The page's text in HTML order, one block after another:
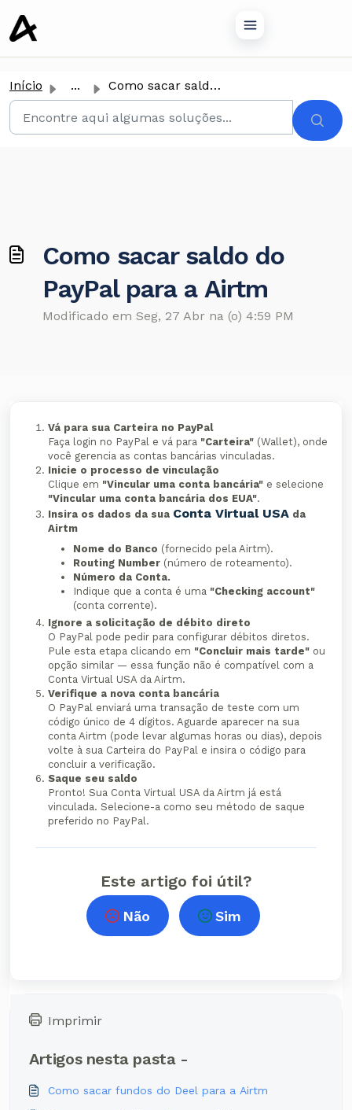
principal
Início ... Como sacar saldo do PayPal para a Airtm
Como sacar saldo do
PayPal para a Airtm
Modificado em Seg, 27 Abr na (o) 4:59 PM
Vá para sua Carteira no PayPal
Faça login no PayPal e vá para "Carteira" (Wallet), onde
você gerencia as contas bancárias vinculadas.
Inicie o processo de vinculação
Clique em "Vincular uma conta bancária" e selecione
"Vincular uma conta bancária dos EUA".
Insira os dados da sua Conta Virtual USA da
Airtm
Nome do Banco (fornecido pela Airtm).
Routing Number (número de roteamento).
Número da Conta.
Indique que a conta é uma "Checking account"
(conta corrente).
Ignore a solicitação de débito direto
O PayPal pode pedir para configurar débitos diretos.
Pule esta etapa clicando em "Concluir mais tarde" ou
opção similar — essa função não é compatível com a
Conta Virtual USA da Airtm.
Verifique a nova conta bancária
O PayPal enviará uma transação de teste com um
código único de 4 dígitos. Aguarde aparecer na sua
conta Airtm (pode levar algumas horas ou dias), depois
volte à sua Carteira do PayPal e insira o código para
concluir a verificação.
Saque seu saldo
Pronto! Sua Conta Virtual USA da Airtm já está
vinculada. Selecione-a como seu método de saque
preferido no PayPal.
Este artigo foi útil?
Não Sim
Imprimir
Artigos nesta pasta -
Como sacar fundos do Deel para a Airtm